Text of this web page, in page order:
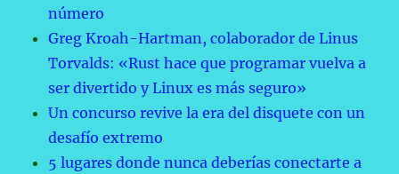
número
Greg Kroah-Hartman, colaborador de Linus
Torvalds: «Rust hace que programar vuelva a
ser divertido y Linux es más seguro»
Un concurso revive la era del disquete con un
desafío extremo
5 lugares donde nunca deberías conectarte a